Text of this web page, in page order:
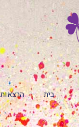
בית הרצאות